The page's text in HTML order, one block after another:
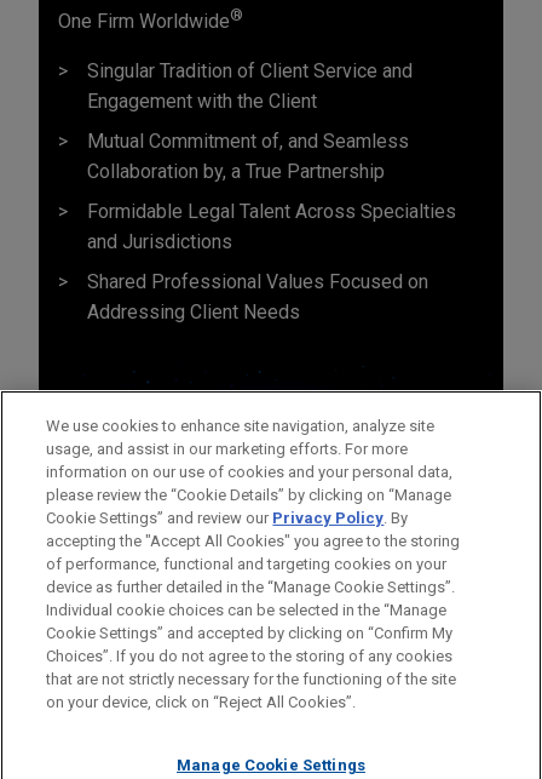
One Firm Worldwide®
Singular Tradition of Client Service and
Engagement with the Client
Mutual Commitment of, and Seamless
Collaboration by, a True Partnership
Formidable Legal Talent Across Specialties
and Jurisdictions
Shared Professional Values Focused on
Addressing Client Needs
Avant d’envoyer cet e-mail, veuillez prendre note de ce qui suit :
Les informations contenues sur le site www.jonesday.com sont
destinées à un usage général et ne constituent pas des
pas pour effet de créer une relation avocat-client. Aucun envoi
NOUS CONTACTER
MENTIONS LÉGALES
DONNÉES PERSONNELLES
DROITS D’AUTEUR
We use cookies to enhance site navigation, analyze site
usage, and assist in our marketing efforts. For more
information on our use of cookies and your personal data,
please review the “Cookie Details” by clicking on “Manage
Cookie Settings” and review our Privacy Policy. By
accepting the "Accept All Cookies" you agree to the storing
of performance, functional and targeting cookies on your
device as further detailed in the “Manage Cookie Settings”.
Individual cookie choices can be selected in the “Manage
Cookie Settings” and accepted by clicking on “Confirm My
Choices”. If you do not agree to the storing of any cookies
that are not strictly necessary for the functioning of the site
on your device, click on “Reject All Cookies”.
Manage Cookie Settings